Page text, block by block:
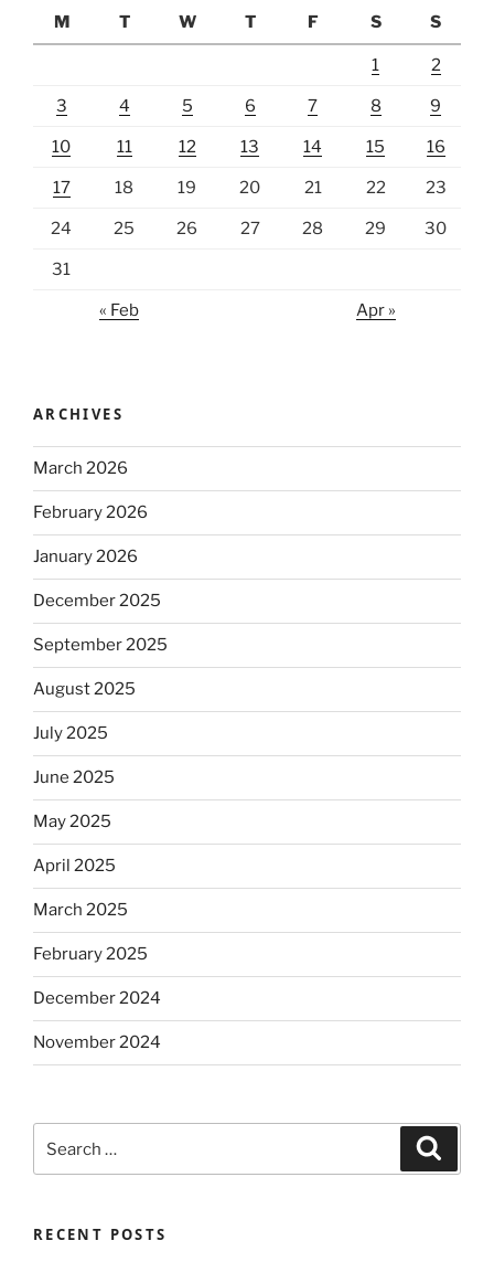
M
T W T F S S
1 2
3 4 5 6 7 8 9
10 11 12 13 14 15 16
17 18 19 20 21 22 23
24 25 26 27 28 29 30
31
« Feb Apr »
ARCHIVES
March 2026
February 2026
January 2026
December 2025
September 2025
August 2025
July 2025
June 2025
May 2025
April 2025
March 2025
February 2025
December 2024
November 2024
for:
RECENT POSTS